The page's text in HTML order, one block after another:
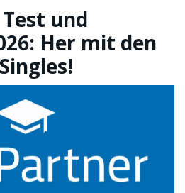
und
Her mit den